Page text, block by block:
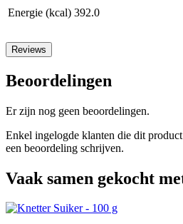
Energie (kcal) 392.0
Reviews
Beoordelingen
Er zijn nog geen beoordelingen.
Enkel ingelogde klanten die dit
een beoordeling schrijven.
Vaak samen gekocht